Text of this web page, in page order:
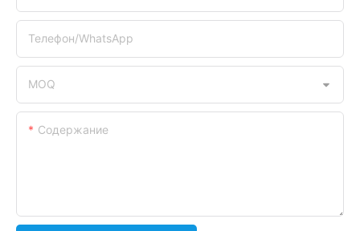
Телефон/WhatsApp
MOQ
Содержание